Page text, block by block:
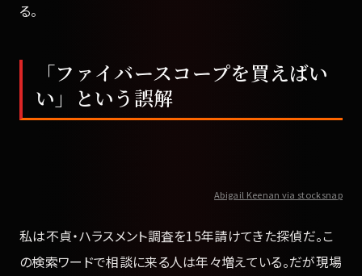
る。
「ファイバースコープを買えばい
い」という誤解
Abigail Keenan via stocksnap
私は不貞・ハラスメント調査を15年請けてきた探偵だ。こ
の検索ワードで相談に来る人は年々増えている。だが現場